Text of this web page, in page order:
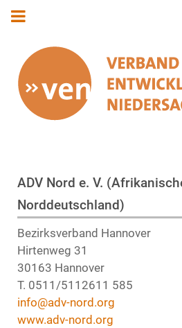
ADV Nord e. V.
Norddeutschland)
Bezirksverband Hannover
Hirtenweg 31
30163 Hannover
T. 0511/5112611 585
info@adv-nord.org
www.adv-nord.org